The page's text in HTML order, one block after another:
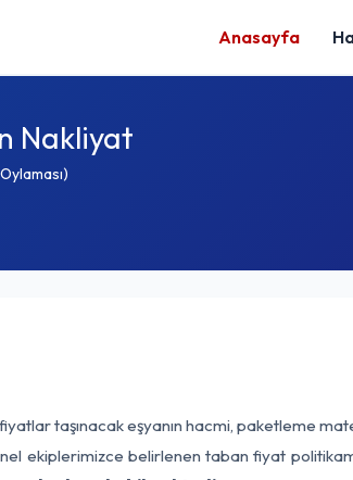
Anasayfa
Nakliyat
taşınacak eşyanın hacmi, paketleme
ekiplerimizce belirlenen taban fiyat